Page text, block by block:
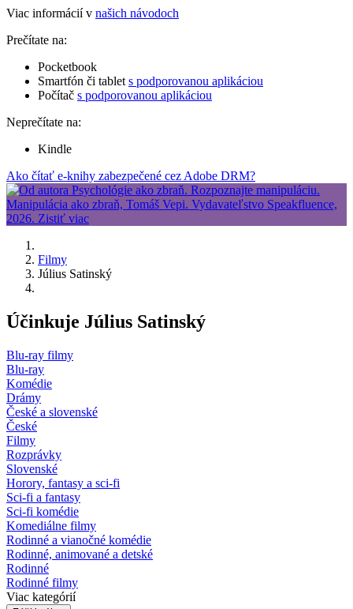
Viac informácií v našich návodoch
Prečítate na:
Pocketbook
Smartfón či tablet s podporovanou aplikáciou
Počítač s podporovanou aplikáciou
Neprečítate na:
Kindle
Ako čítať e-knihy zabezpečené cez Adobe DRM?
Filmy
Július Satinský
Účinkuje Július Satinský
Blu-ray filmy
Blu-ray
Komédie
Drámy
České a slovenské
České
Filmy
Rozprávky
Slovenské
Horory, fantasy a sci-fi
Sci-fi a fantasy
Sci-fi komédie
Komediálne filmy
Rodinné a vianočné komédie
Rodinné, animované a detské
Rodinné
Rodinné filmy
Viac kategórií